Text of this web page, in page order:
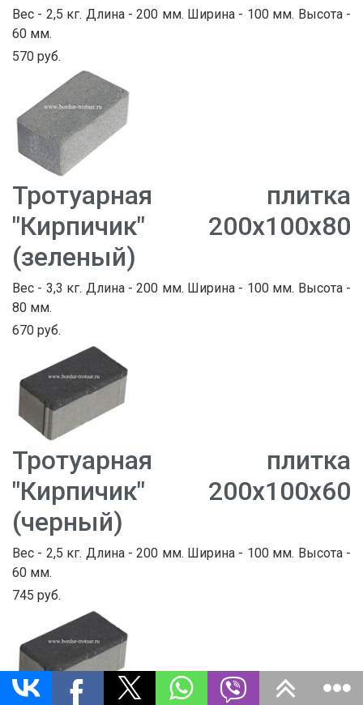
Вес - 2,5 кг. Длина - 200 мм. Ширина - 100 мм. Высота -
60 мм.
570 руб.
Тротуарная плитка
"Кирпичик" 200х100х80
(зеленый)
Вес - 3,3 кг. Длина - 200 мм. Ширина - 100 мм. Высота -
80 мм.
670 руб.
Тротуарная плитка
"Кирпичик" 200х100х60
(черный)
Вес - 2,5 кг. Длина - 200 мм. Ширина - 100 мм. Высота -
60 мм.
745 руб.